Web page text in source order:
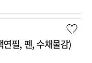
간
연필, 펜, 수채물감)